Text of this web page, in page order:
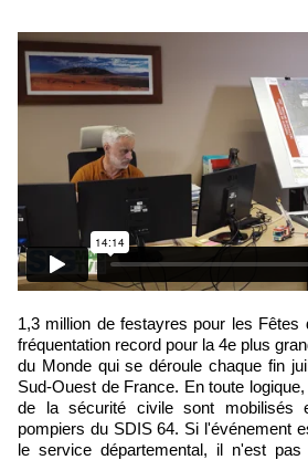
1,3 million de festayres pour les Fêtes de Bayonne 2023 : une
fréquentation record pour la 4e plus
du Monde qui se déroule chaque fin
Sud-Ouest de France. En toute
de la sécurité civile sont mobilisés
pompiers du SDIS 64. Si l'événement
le service départemental, il n'est